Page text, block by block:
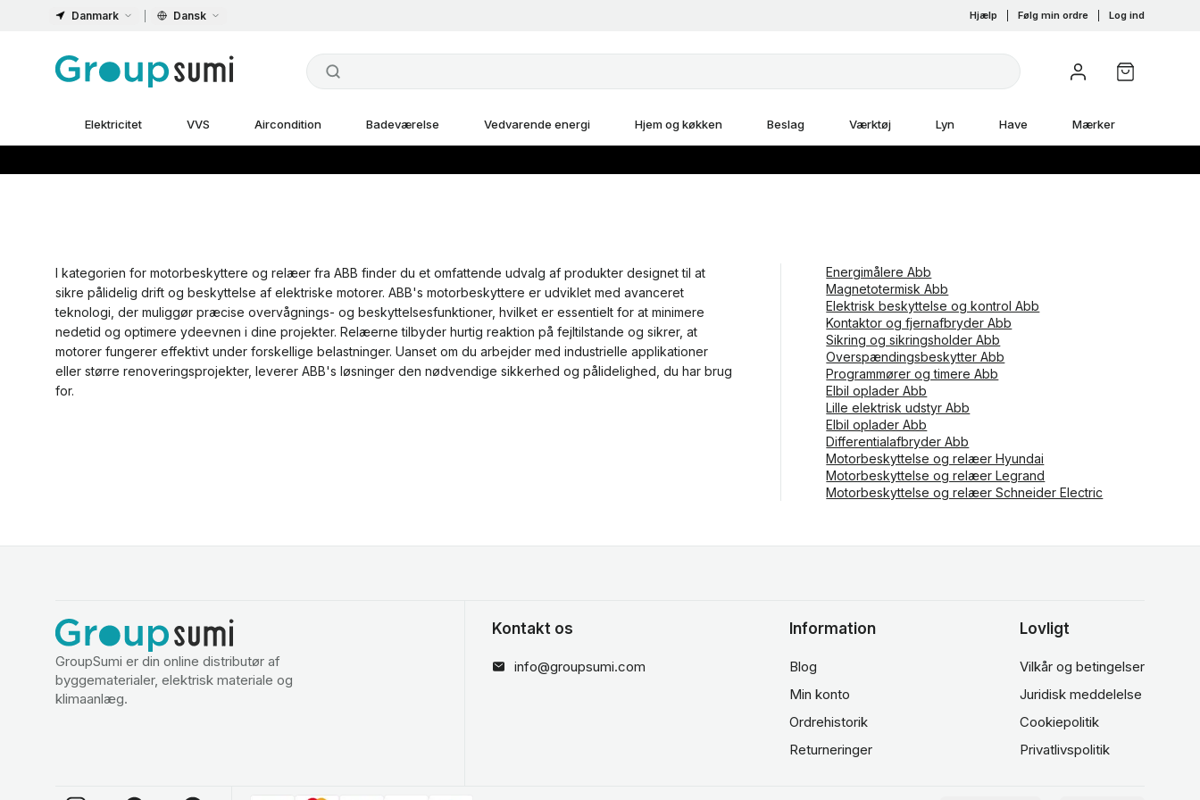
Danmark Dansk Hjælp Følg min ordre Log ind
Elektricitet VVS Aircondition Badeværelse Vedvarende energi Hjem og køkken Beslag Værktøj Lyn Have Mærker
I kategorien for motorbeskyttere og relæer fra ABB finder du et omfattende udvalg af produkter designet til at
sikre pålidelig drift og beskyttelse af elektriske motorer. ABB's motorbeskyttere er udviklet med avanceret
teknologi, der muliggør præcise overvågnings- og beskyttelsesfunktioner, hvilket er essentielt for at minimere
nedetid og optimere ydeevnen i dine projekter. Relæerne tilbyder hurtig reaktion på fejltilstande og sikrer, at
motorer fungerer effektivt under forskellige belastninger. Uanset om du arbejder med industrielle applikationer
eller større renoveringsprojekter, leverer ABB's løsninger den nødvendige sikkerhed og pålidelighed, du har brug
for.
Energimålere Abb
Magnetotermisk Abb
Elektrisk beskyttelse og kontrol Abb
Kontaktor og fjernafbryder Abb
Sikring og sikringsholder Abb
Overspændingsbeskytter Abb
Programmører og timere Abb
Elbil oplader Abb
Lille elektrisk udstyr Abb
Elbil oplader Abb
Differentialafbryder Abb
Motorbeskyttelse og relæer Hyundai
Motorbeskyttelse og relæer Legrand
Motorbeskyttelse og relæer Schneider Electric
GroupSumi er din online distributør af
byggematerialer, elektrisk materiale og
klimaanlæg.
Kontakt os
info@groupsumi.com
Information
Blog
Min konto
Ordrehistorik
Returneringer
Lovligt
Vilkår og betingelser
Juridisk meddelelse
Cookiepolitik
Privatlivspolitik